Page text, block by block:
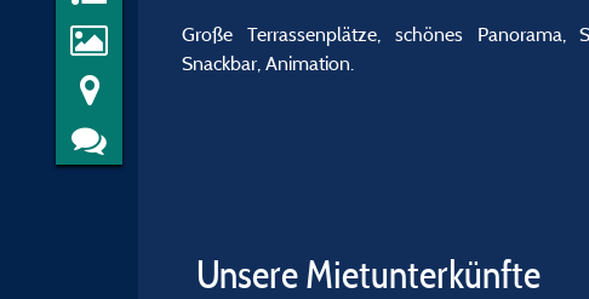
Große Terrassenplätze, schönes Panorama,
Snackbar, Animation.
Unsere Mietunterkünfte